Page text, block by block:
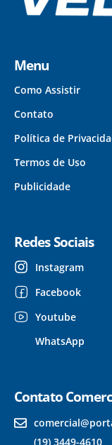
Menu
Como Assistir
Contato
Política de
Termos de Uso
Publicidade
Redes Sociais
Instagram
Facebook
Youtube
WhatsApp
Contato
(19) 3449-4610